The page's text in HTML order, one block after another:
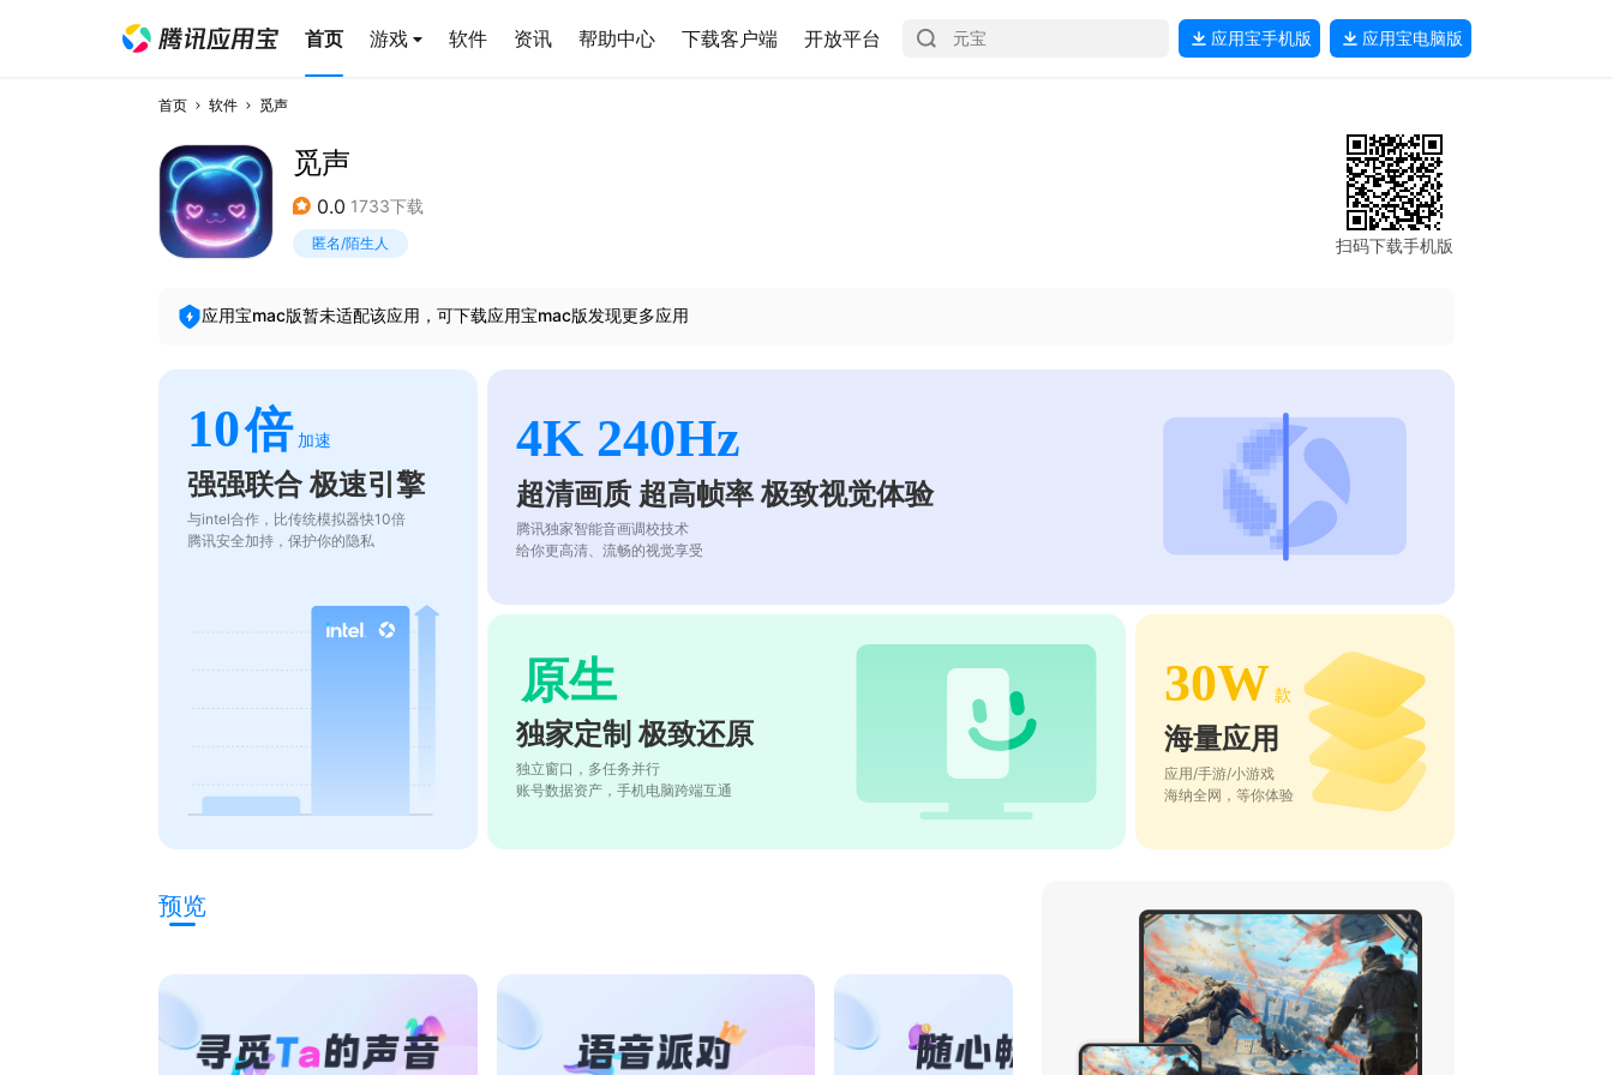
首页 游戏 软件 资讯 帮助中心 下载客户端 开放平台 应用宝手机版 应用宝电脑版
首页 软件 觅声
觅声
0.0 1733下载
匿名/陌生人 扫码下载手机版
应用宝mac版暂未适配该应用，可下载应用宝mac版发现更多应用
10倍 加速
强强联合 极速引擎
与intel合作，比传统模拟器快10倍
腾讯安全加持，保护你的隐私
4K 240Hz
超清画质 超高帧率 极致视觉体验
腾讯独家智能音画调校技术
给你更高清、流畅的视觉享受
原生
独家定制 极致还原
独立窗口，多任务并行
账号数据资产，手机电脑跨端互通
30W 款
海量应用
应用/手游/小游戏
海纳全网，等你体验
预览